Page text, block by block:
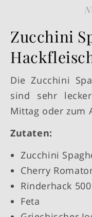
Zucchini
Die Zucchini Spaghetti mit Hackfleischsoße
sind sehr
Mittag oder zum
Zutaten:
Zucchini
Cherry
Rinderhack
Feta